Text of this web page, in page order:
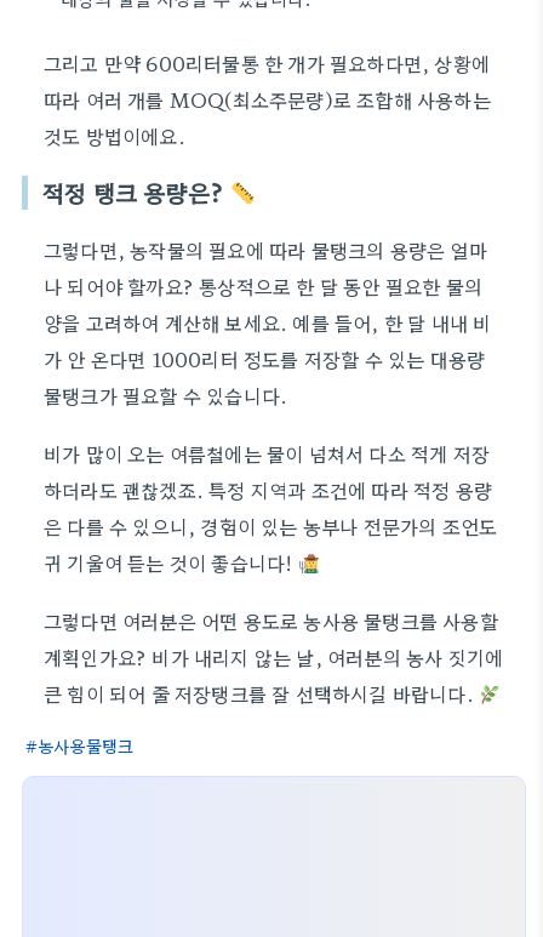
그리고 만약 600리터물통 한 개가 필요하다면, 상황에
따라 여러 개를 MOQ(최소주문량)로 조합해 사용하는
것도 방법이에요.
적정 탱크 용량은?
그렇다면, 농작물의 필요에 따라 물탱크의 용량은 얼마
나 되어야 할까요? 통상적으로 한 달 동안 필요한 물의
양을 고려하여 계산해 보세요. 예를 들어, 한 달 내내 비
가 안 온다면 1000리터 정도를 저장할 수 있는 대용량
물탱크가 필요할 수 있습니다.
비가 많이 오는 여름철에는 물이 넘쳐서 다소 적게 저장
하더라도 괜찮겠죠. 특정 지역과 조건에 따라 적정 용량
은 다를 수 있으니, 경험이 있는 농부나 전문가의 조언도
귀 기울여 듣는 것이 좋습니다!
그렇다면 여러분은 어떤 용도로 농사용 물탱크를 사용할
계획인가요? 비가 내리지 않는 날, 여러분의 농사 짓기에
큰 힘이 되어 줄 저장탱크를 잘 선택하시길 바랍니다.
농사용물탱크